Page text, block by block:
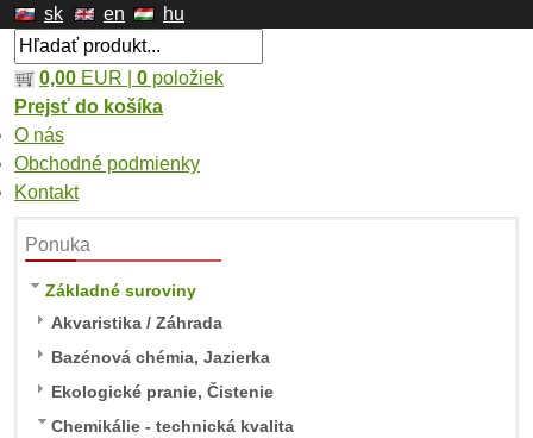
sk en hu
0,00 EUR | 0 položiek
Prejsť do košíka
O nás
Obchodné podmienky
Kontakt
Ponuka
Základné suroviny
Akvaristika / Záhrada
Bazénová chémia, Jazierka
Ekologické pranie, Čistenie
Chemikálie - technická kvalita